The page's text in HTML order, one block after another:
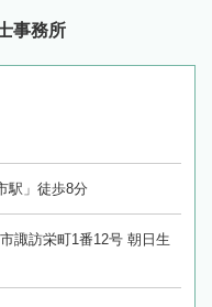
事務所
駅」徒歩8分
諏訪栄町1番12号 朝日生